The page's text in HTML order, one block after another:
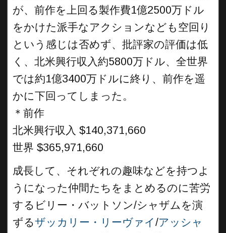
が、前作を上回る製作費1億2500万ドル
をかけた派手なアクションなども空回り
という感じは否めず、批評家の評価は低
く、北米興行収入約5800万ドル、全世界
では約1億3400万ドルに終り、前作を遥
かに下回ってしまった。
＊前作
北米興行収入 $140,371,660
世界 $365,971,660
成長して、それぞれの趣味などを持つよ
うになった仲間たちをまとめるのに苦労
するビリー・バットソン/シャザムを演
ずるザッカリー・リーヴァイ/アッシャ